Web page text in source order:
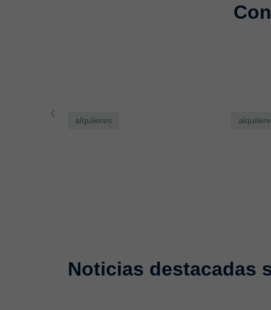
alquileres
Noticias destacadas